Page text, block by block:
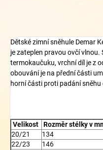
Dětské zimní sněhule Demar
je zateplen pravou ovčí vlnou.
termokaučuku, vrchní díl je z
obouvání je na přední části
horní části proti padání sněhu
Velikost
Rozměr stélky v
20/21
134
22/23
146